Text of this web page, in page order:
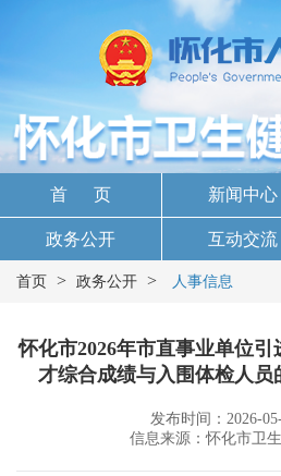
首 页 新闻中心
政务公开 互动交流
首页 > 政务公开 > 人事信息
怀化市2026年市直事业单位
才综合成绩与入围体检人员
发布时间：2026-
信息来源：怀化市卫